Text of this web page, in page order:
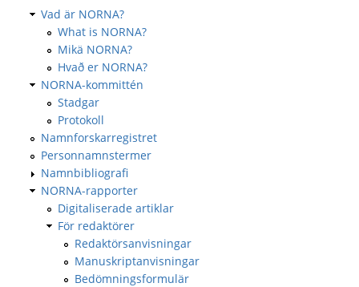
Vad är NORNA?
What is NORNA?
Mikä NORNA?
Hvað er NORNA?
NORNA-kommittén
Stadgar
Protokoll
Namnforskarregistret
Personnamnstermer
Namnbibliografi
NORNA-rapporter
Digitaliserade artiklar
För redaktörer
Redaktörsanvisningar
Manuskriptanvisningar
Bedömningsformulär